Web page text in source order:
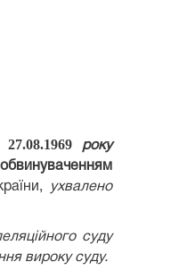
року
обвинуваченням
ухвалено
суду
вироку суду.